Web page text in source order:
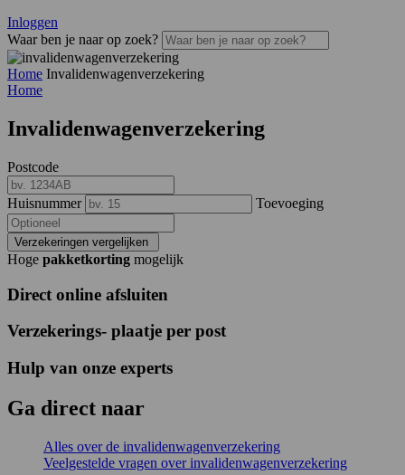
Inloggen
Waar ben je naar op zoek?
Home Invalidenwagenverzekering
Home
Invalidenwagenverzekering
Postcode
Huisnummer Toevoeging
Verzekeringen vergelijken
Hoge pakketkorting mogelijk
Direct online afsluiten
Verzekerings- plaatje per post
Hulp van onze experts
Ga direct naar
Alles over de invalidenwagenverzekering
Veelgestelde vragen over invalidenwagenverzekering